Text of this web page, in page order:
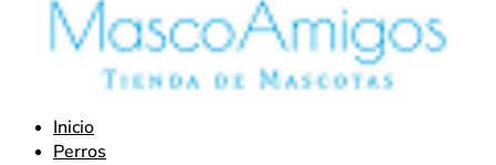
Inicio
Perros